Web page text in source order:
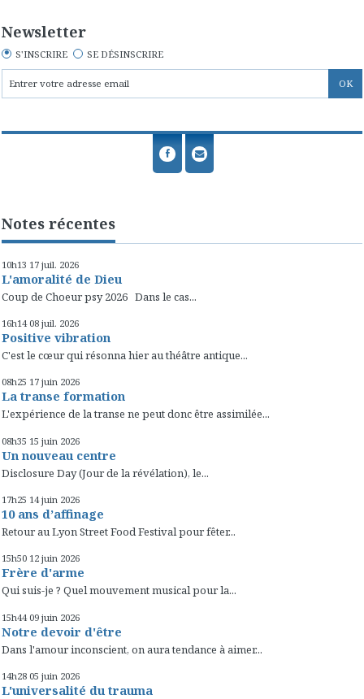
Newsletter
S'INSCRIRE SE DÉSINSCRIRE
Notes récentes
10h13 17 juil. 2026
L'amoralité de Dieu
Coup de Choeur psy 2026 Dans le cas...
16h14 08 juil. 2026
Positive vibration
C'est le cœur qui résonna hier au théâtre antique...
08h25 17 juin 2026
La transe formation
L'expérience de la transe ne peut donc être assimilée...
08h35 15 juin 2026
Un nouveau centre
Disclosure Day (Jour de la révélation), le...
17h25 14 juin 2026
10 ans d’affinage
Retour au Lyon Street Food Festival pour fêter...
15h50 12 juin 2026
Frère d'arme
Qui suis-je ? Quel mouvement musical pour la...
15h44 09 juin 2026
Notre devoir d'être
Dans l'amour inconscient, on aura tendance à aimer...
14h28 05 juin 2026
L'universalité du trauma